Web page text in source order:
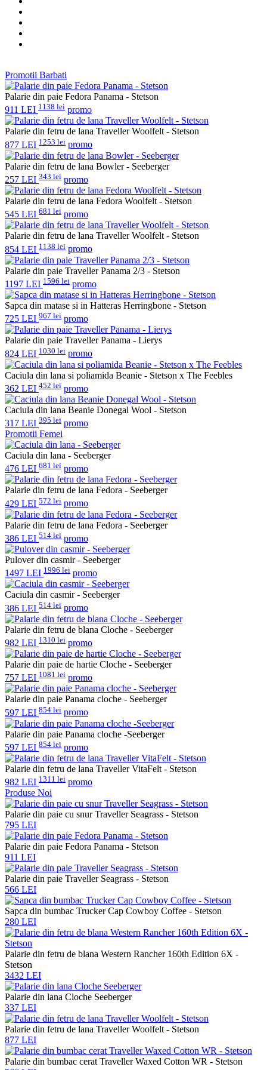
Promotii Barbati
Palarie din paie Fedora Panama - Stetson
911 LEI 1138 lei promo
Palarie din fetru de lana Traveller Woolfelt - Stetson
877 LEI 1253 lei promo
Palarie din fetru de lana Bowler - Seeberger
257 LEI 343 lei promo
Palarie din fetru de lana Fedora Woolfelt - Stetson
545 LEI 681 lei promo
Palarie din fetru de lana Traveller Woolfelt - Stetson
854 LEI 1138 lei promo
Palarie din paie Traveller Panama 2/3 - Stetson
1197 LEI 1596 lei promo
Sapca din matase si in Hatteras Herringbone - Stetson
725 LEI 967 lei promo
Palarie din paie Traveller Panama - Lierys
824 LEI 1030 lei promo
Caciula din lana si poliamida Beanie - Stetson x The Feebles
362 LEI 452 lei promo
Caciula din lana Beanie Donegal Wool - Stetson
317 LEI 395 lei promo
Promotii Femei
Caciula din lana - Seeberger
476 LEI 681 lei promo
Palarie din fetru de lana Fedora - Seeberger
429 LEI 572 lei promo
Palarie din fetru de lana Fedora - Seeberger
386 LEI 514 lei promo
Pulover din casmir - Seeberger
1497 LEI 1996 lei promo
Caciula din casmir - Seeberger
386 LEI 514 lei promo
Palarie din fetru de blana Cloche - Seeberger
982 LEI 1310 lei promo
Palarie din paie de hartie Cloche - Seeberger
757 LEI 1081 lei promo
Palarie din paie Panama cloche - Seeberger
597 LEI 854 lei promo
Palarie din paie Panama cloche -Seeberger
597 LEI 854 lei promo
Palarie din fetru de lana Traveller VitaFelt - Stetson
982 LEI 1311 lei promo
Produse Noi
Palarie din paie cu snur Traveller Seagrass - Stetson
795 LEI
Palarie din paie Fedora Panama - Stetson
911 LEI
Palarie din paie Traveller Seagrass - Stetson
566 LEI
Sapca din bumbac Trucker Cap Cowboy Coffee - Stetson
280 LEI
Palarie din fetru de blana Western Rancher 160th Edition 6X -
Stetson
3432 LEI
Palarie din lana Cloche Seeberger
337 LEI
Palarie din fetru de lana Traveller Woolfelt - Stetson
877 LEI
Palarie din bumbac cerat Traveller Waxed Cotton WR - Stetson